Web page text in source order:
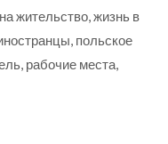
жительство,жизнь в
, польское
, рабочие места,